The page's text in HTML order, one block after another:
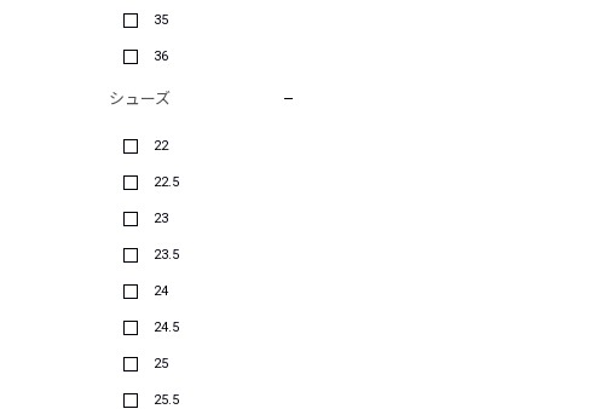
35
36
シューズ
22
22.5
23
23.5
24
24.5
25
25.5